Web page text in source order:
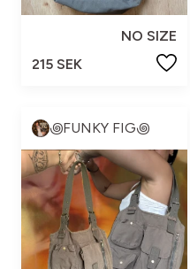
NO SIZE
215 SEK
꩜FUNKY FIG꩜